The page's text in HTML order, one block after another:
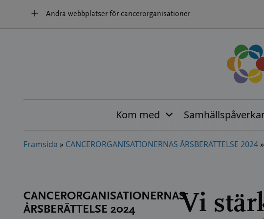
innehållet
Andra webbplatser för cancerorganisationer
Kom med
Framsida » CANCERORGANISATIONERNAS ÅRSBERÄTTELSE 2024 »
CANCERORGANISATIONERNAS
ÅRSBERÄTTELSE 2024
Vi